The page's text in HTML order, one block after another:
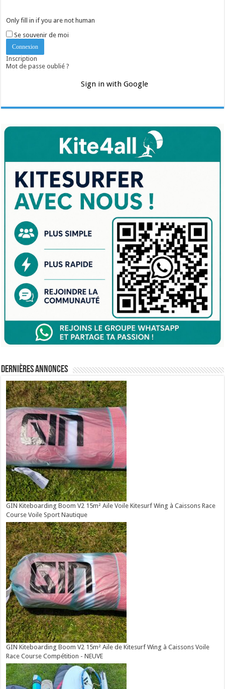
Only fill in if you are not human
Se souvenir de moi
Inscription
Mot de passe oublié ?
Sign in with Google
Dernières annonces
GIN Kiteboarding Boom V2 15m² Aile Voile Kitesurf Wing à Caissons Race
Course Voile Sport Nautique
GIN Kiteboarding Boom V2 15m² Aile de Kitesurf Wing à Caissons Voile
Race Course Compétition - NEUVE